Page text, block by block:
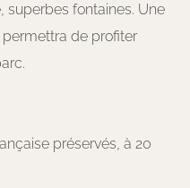
superbes fontaines. Une
de profiter
préservés, à 20